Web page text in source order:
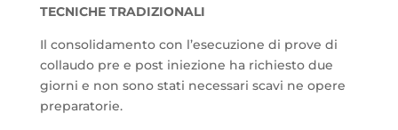
TECNICHE TRADIZIONALI
Il consolidamento con l’esecuzione di prove di
collaudo pre e post iniezione ha richiesto due
giorni e non sono stati necessari scavi ne opere
preparatorie.